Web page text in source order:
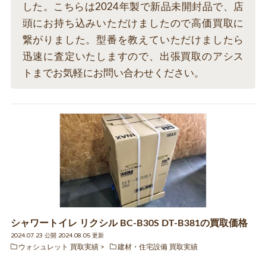
した。こちらは2024年製で新品未開封品で、店
頭にお持ち込みいただけましたので高価買取に
繋がりました。型番を教えていただけましたら
迅速に査定いたしますので、出張買取のアシス
トまでお気軽にお問い合わせください。
シャワートイレ リクシル BC-B30S DT-B381の買取価格
2024.07.23 公開 2024.08.05 更新
ウォシュレット 買取実績
建材・住宅設備 買取実績